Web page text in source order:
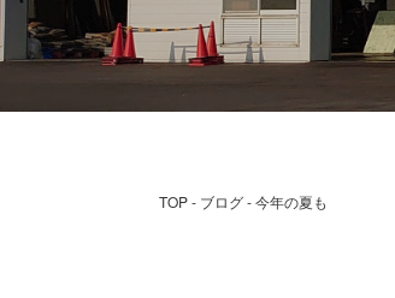
TOP ブログ 今年の夏も